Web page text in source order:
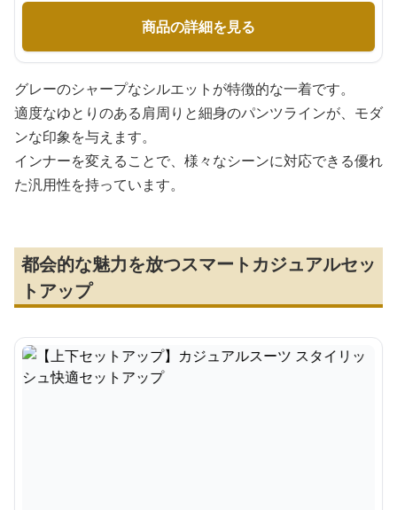
商品の詳細を見る
グレーのシャープなシルエットが特徴的な一着です。
適度なゆとりのある肩周りと細身のパンツラインが、モダ
ンな印象を与えます。
インナーを変えることで、様々なシーンに対応できる優れ
た汎用性を持っています。
都会的な魅力を放つスマートカジュアルセッ
トアップ